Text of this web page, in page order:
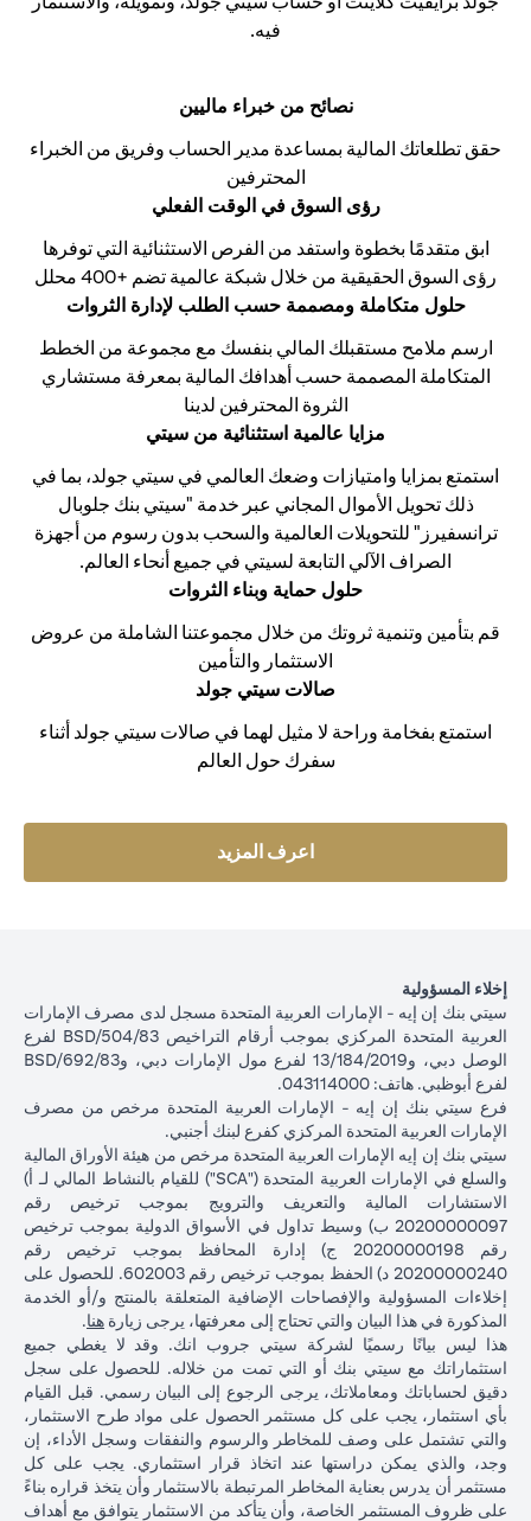
فيه.
نصائح من خبراء ماليين
حقق تطلعاتك المالية بمساعدة مدير الحساب وفريق من الخبراء
المحترفين
رؤى السوق في الوقت الفعلي
ابق متقدمًا بخطوة واستفد من الفرص الاستثنائية التي توفرها
رؤى السوق الحقيقية من خلال شبكة عالمية تضم +400 محلل
حلول متكاملة ومصممة حسب الطلب لإدارة الثروات
ارسم ملامح مستقبلك المالي بنفسك مع مجموعة من الخطط
المتكاملة المصممة حسب أهدافك المالية بمعرفة مستشاري
الثروة المحترفين لدينا
مزايا عالمية استثنائية من سيتي
استمتع بمزايا وامتيازات وضعك العالمي في سيتي جولد، بما في
ذلك تحويل الأموال المجاني عبر خدمة "سيتي بنك جلوبال
ترانسفيرز" للتحويلات العالمية والسحب بدون رسوم من أجهزة
الصراف الآلي التابعة لسيتي في جميع أنحاء العالم.
حلول حماية وبناء الثروات
قم بتأمين وتنمية ثروتك من خلال مجموعتنا الشاملة من عروض
الاستثمار والتأمين
صالات سيتي جولد
استمتع بفخامة وراحة لا مثيل لهما في صالات سيتي جولد أثناء
سفرك حول العالم
اعرف المزيد
إخلاء المسؤولية
سيتي بنك إن إيه - الإمارات العربية المتحدة مسجل لدى مصرف الإمارات
العربية المتحدة المركزي بموجب أرقام التراخيص BSD/504/83 لفرع
الوصل دبي، و13/184/2019 لفرع مول الإمارات دبي، وBSD/692/83
لفرع أبوظبي. هاتف: 043114000.
فرع سيتي بنك إن إيه - الإمارات العربية المتحدة مرخص من مصرف
الإمارات العربية المتحدة المركزي كفرع لبنك أجنبي.
سيتي بنك إن إيه الإمارات العربية المتحدة مرخص من هيئة الأوراق المالية
والسلع في الإمارات العربية المتحدة ("SCA") للقيام بالنشاط المالي لـ أ)
الاستشارات المالية والتعريف والترويج بموجب ترخيص رقم
20200000097 ب) وسيط تداول في الأسواق الدولية بموجب ترخيص
رقم 20200000198 ج) إدارة المحافظ بموجب ترخيص رقم
20200000240 د) الحفظ بموجب ترخيص رقم 602003. للحصول على
إخلاءات المسؤولية والإفصاحات الإضافية المتعلقة بالمنتج و/أو الخدمة
المذكورة في هذا البيان والتي تحتاج إلى معرفتها، يرجى زيارة هنا.
هذا ليس بيانًا رسميًا لشركة سيتي جروب انك. وقد لا يغطي جميع
استثماراتك مع سيتي بنك أو التي تمت من خلاله. للحصول على سجل
دقيق لحساباتك ومعاملاتك، يرجى الرجوع إلى البيان رسمي. قبل القيام
بأي استثمار، يجب على كل مستثمر الحصول على مواد طرح الاستثمار،
والتي تشتمل على وصف للمخاطر والرسوم والنفقات وسجل الأداء، إن
وجد، والذي يمكن دراستها عند اتخاذ قرار استثماري. يجب على كل
مستثمر أن يدرس بعناية المخاطر المرتبطة بالاستثمار وأن يتخذ قراره بناءً
على ظروف المستثمر الخاصة، وأن يتأكد من الاستثمار يتوافق مع أهداف